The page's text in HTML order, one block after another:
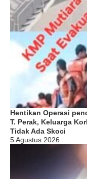
Hentikan Operasi
T. Perak, Keluarga
Tidak Ada Skoci
5 Agustus 2026